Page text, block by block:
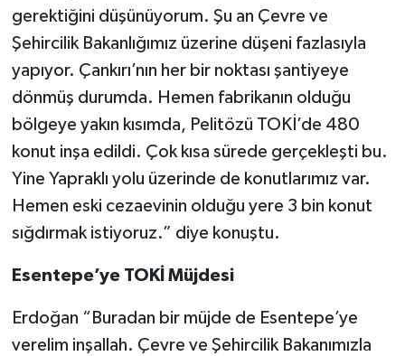
gerektiğini düşünüyorum. Şu an Çevre ve
Şehircilik Bakanlığımız üzerine düşeni fazlasıyla
yapıyor. Çankırı’nın her bir noktası şantiyeye
dönmüş durumda. Hemen fabrikanın olduğu
bölgeye yakın kısımda, Pelitözü TOKİ’de 480
konut inşa edildi. Çok kısa sürede gerçekleşti bu.
Yine Yapraklı yolu üzerinde de konutlarımız var.
Hemen eski cezaevinin olduğu yere 3 bin konut
sığdırmak istiyoruz.” diye konuştu.
Esentepe’ye TOKİ Müjdesi
Erdoğan “Buradan bir müjde de Esentepe’ye
verelim inşallah. Çevre ve Şehircilik Bakanımızla